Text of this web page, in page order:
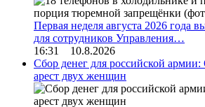
Первая неделя августа 2026 года
для сотрудников Управления…
16:31 10.8.2026
Сбор денег для российской
арест двух женщин